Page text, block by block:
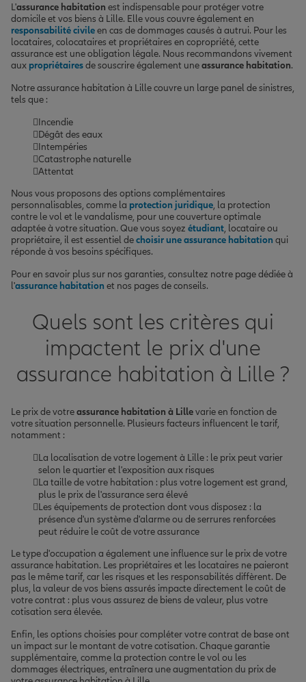
L'assurance habitation est indispensable pour protéger votre
domicile et vos biens à Lille. Elle vous couvre également en
responsabilité civileen cas de dommages causés à autrui. Pour les
locataires, colocataires et propriétaires en copropriété, cette
assurance est une obligation légale. Nous recommandons vivement
aux propriétairesde souscrire également uneassurance habitation.
Notre assurance habitation à Lille couvre un large panel de sinistres,
tels que :
Incendie
Dégât des eaux
Intempéries
Catastrophe naturelle
Attentat
Nous vous proposons des options complémentaires
personnalisables, comme la protection juridique, la protection
contre le vol et le vandalisme, pour une couverture optimale
adaptée à votre situation. Que vous soyez étudiant, locataire ou
propriétaire, il est essentiel dechoisir une assurance habitation qui
réponde à vos besoins spécifiques.
Pour en savoir plus sur nos garanties, consultez notre page dédiée à
l'assurance habitation et nos pages de conseils.
Quels sont les critères qui
impactent le prix d'une
assurance habitation à Lille ?
Le prix de votreassurance habitation à Lillevarie en fonction de
votre situation personnelle. Plusieurs facteurs influencent le tarif,
notamment :
La localisation de votre logement à Lille : le prix peut varier
selon le quartier et l'exposition aux risques
La taille de votre habitation : plus votre logement est grand,
plus le prix de l'assurance sera élevé
Les équipements de protection dont vous disposez : la
présence d'un système d'alarme ou de serrures renforcées
peut réduire le coût de votre assurance
Le type d'occupation a également une influence sur le prix de votre
assurance habitation. Les propriétaires et les locataires ne paieront
pas le même tarif, car les risques et les responsabilités diffèrent. De
plus, la valeur de vos biens assurés impacte directement le coût de
votre contrat : plus vous assurez de biens de valeur, plus votre
cotisation sera élevée.
Enfin, les options choisies pour compléter votre contrat de base ont
un impact sur le montant de votre cotisation. Chaque garantie
supplémentaire, comme la protection contre le vol ou les
dommages électriques, entraînera une augmentation du prix de